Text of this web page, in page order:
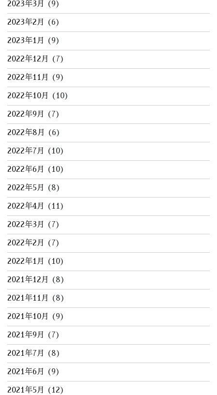
2023年3月 (9)
2023年2月 (6)
2023年1月 (9)
2022年12月 (7)
2022年11月 (9)
2022年10月 (10)
2022年9月 (7)
2022年8月 (6)
2022年7月 (10)
2022年6月 (10)
2022年5月 (8)
2022年4月 (11)
2022年3月 (7)
2022年2月 (7)
2022年1月 (10)
2021年12月 (8)
2021年11月 (8)
2021年10月 (9)
2021年9月 (7)
2021年7月 (8)
2021年6月 (9)
2021年5月 (12)